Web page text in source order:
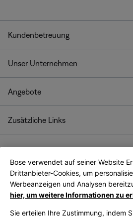
Kundenbetreuung
Unser Unternehmen
Angebote
Zusätzliche Links
Bose App
Bose verwendet auf seiner Website
Drittanbieter-Cookies, um
Werbeanzeigen und Analysen
hier, um weitere Informationen zu
Sie erteilen Ihre Zustimmung, indem